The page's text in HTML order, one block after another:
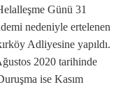
Günü 31
nedeniyle ertelenen
Adliyesine yapıldı.
2020 tarihinde
ise Kasım